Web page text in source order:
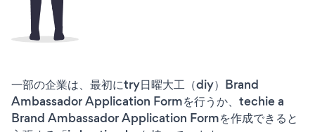
一部の企業は、最初にtry日曜大工（diy）Brand
Ambassador Application Formを行うか、techie a
Brand Ambassador Application Formを作成できると